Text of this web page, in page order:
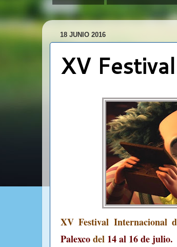
18 JUNIO 2016
XV
XV Festival Internacional
Palexcodel 14 al 16 de julio.